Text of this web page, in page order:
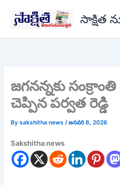
content
సాక్షిత
జగనన్నకు
చెప్పిన పర్వత రెడ్డి
Bysakshitha news/జనవరి 8, 2026
Sakshitha news